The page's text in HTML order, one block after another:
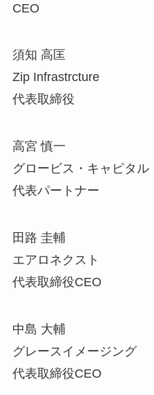
CEO
須知 高匡
Zip Infrastrcture
代表取締役
高宮 慎一
グロービス・キャピタル
代表パートナー
田路 圭輔
エアロネクスト
代表取締役CEO
中島 大輔
グレースイメージング
代表取締役CEO